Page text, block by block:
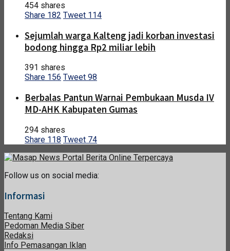
454 shares
Share 182 Tweet 114
Sejumlah warga Kalteng jadi korban investasi
bodong hingga Rp2 miliar lebih
391 shares
Share 156 Tweet 98
Berbalas Pantun Warnai Pembukaan Musda IV
MD-AHK Kabupaten Gumas
294 shares
Share 118 Tweet 74
Follow us on social media:
Informasi
Tentang Kami
Pedoman Media Siber
Redaksi
Info Pemasangan Iklan